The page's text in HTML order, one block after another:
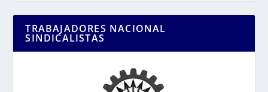
TRABAJADORES NACIONAL
SINDICALISTAS